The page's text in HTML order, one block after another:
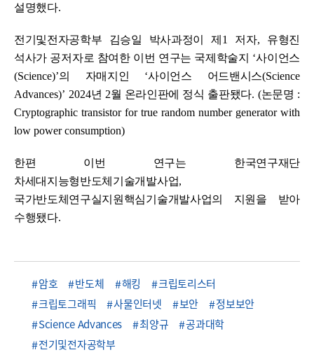
설명했다.
전기및전자공학부 김승일 박사과정이 제 1 저자, 유형진
석사가 공저자로 참여한 이번 연구는 국제학술지 ‘사이언스
(Science)’의 자매지인 ‘사이언스 어드밴시스(Science
Advances)’ 2024년 2월 온라인판에 정식 출판됐다. (논문명 :
Cryptographic transistor for true random number generator with
low power consumption)
한편 이번 연구는 한국연구재단
차세대지능형반도체기술개발사업,
국가반도체연구실지원핵심기술개발사업의 지원을 받아
수행됐다.
암호 반도체 해킹
크립토리스터
크립토그래픽
사물인터넷 보안
정보보안
Science Advances
최양규
공과대학
전기및전자공학부